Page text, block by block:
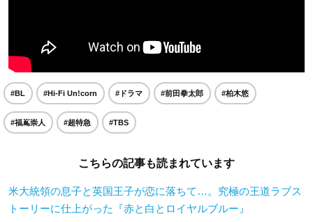
#BL #Hi-Fi Un!corn #ドラマ #前田拳太郎 #柏木悠
#福嶌崇人 #超特急 #TBS
こちらの記事も読まれています
米大統領の息子と英国王子が恋に落ちて…。究極の王道ラブス
トーリーに仕上がった『赤と白とロイヤルブルー』